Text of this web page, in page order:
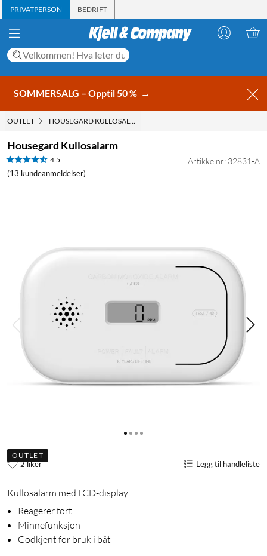
PRIVATPERSON BEDRIFT
SOMMERSALG – Opptil 50 % →
OUTLET HOUSEGARD KULLOSALARM
Housegard Kullosalarm
4.5
(13 kundeanmeldelser)
Artikkelnr: 32831-A
OUTLET
2 liker Legg til handleliste
Kullosalarm med LCD-display
Reagerer fort
Minnefunksjon
Godkjent for bruk i båt